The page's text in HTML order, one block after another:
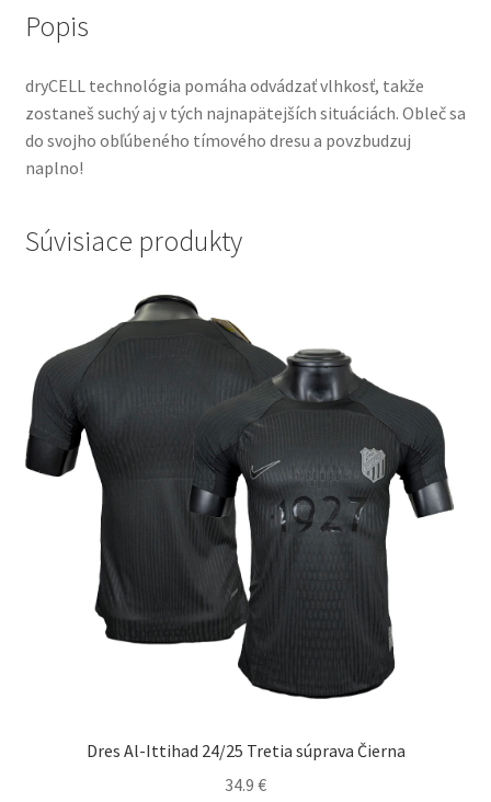
Popis
dryCELL technológia pomáha odvádzať vlhkosť, takže
zostaneš suchý aj v tých najnapätejších situáciách. Obleč sa
do svojho obľúbeného tímového dresu a povzbudzuj
naplno!
Súvisiace produkty
Dres Al-Ittihad 24/25 Tretia súprava Čierna
34.9 €